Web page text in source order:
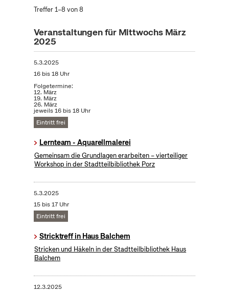
Treffer 1–8 von 8
Veranstaltungen für Mittwochs März
2025
5.3.2025
16 bis 18 Uhr
Folgetermine:
12. März
19. März
26. März
jeweils 16 bis 18 Uhr
Eintritt frei
Lernteam - Aquarellmalerei
Gemeinsam die Grundlagen erarbeiten – vierteiliger
Workshop in der Stadtteilbibliothek Porz
5.3.2025
15 bis 17 Uhr
Eintritt frei
Stricktreff in Haus Balchem
Stricken und Häkeln in der Stadtteilbibliothek Haus
Balchem
12.3.2025